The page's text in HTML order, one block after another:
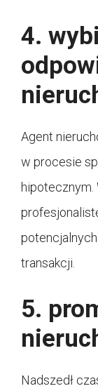
4.
Agent
w procesie
hipotecznym.
transakcji.
5.
Nadszedł